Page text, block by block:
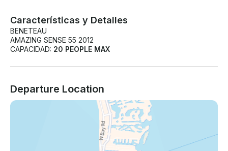
Características y Detalles
BENETEAU
AMAZING SENSE 55 2012
CAPACIDAD: 20 PEOPLE MAX
Departure Location